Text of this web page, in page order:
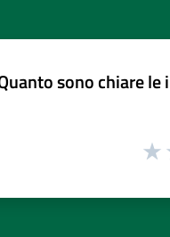
sono chiare